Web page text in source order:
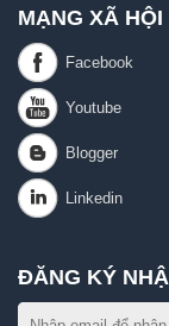
MẠNG XÃ HỘI
ĐĂNG KÝ